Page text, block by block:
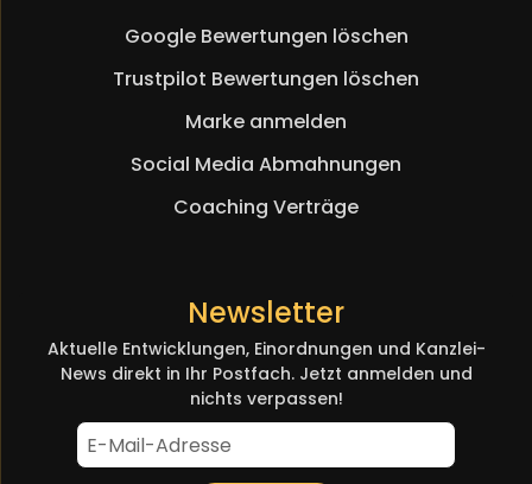
Google Bewertungen löschen
Trustpilot Bewertungen löschen
Marke anmelden
Social Media Abmahnungen
Coaching Verträge
Newsletter
Aktuelle Entwicklungen, Einordnungen und Kanzlei-
News direkt in Ihr Postfach. Jetzt anmelden und
nichts verpassen!